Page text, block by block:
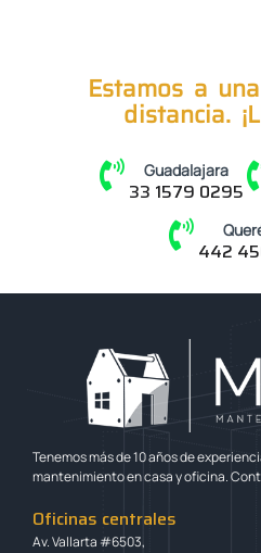
Estamos a
distancia.
Guadalajara
33 1579 0295
442
Tenemos más de 10 años de
mantenimiento en casa y oficina.
Oficinas centrales
Av. Vallarta #6503,